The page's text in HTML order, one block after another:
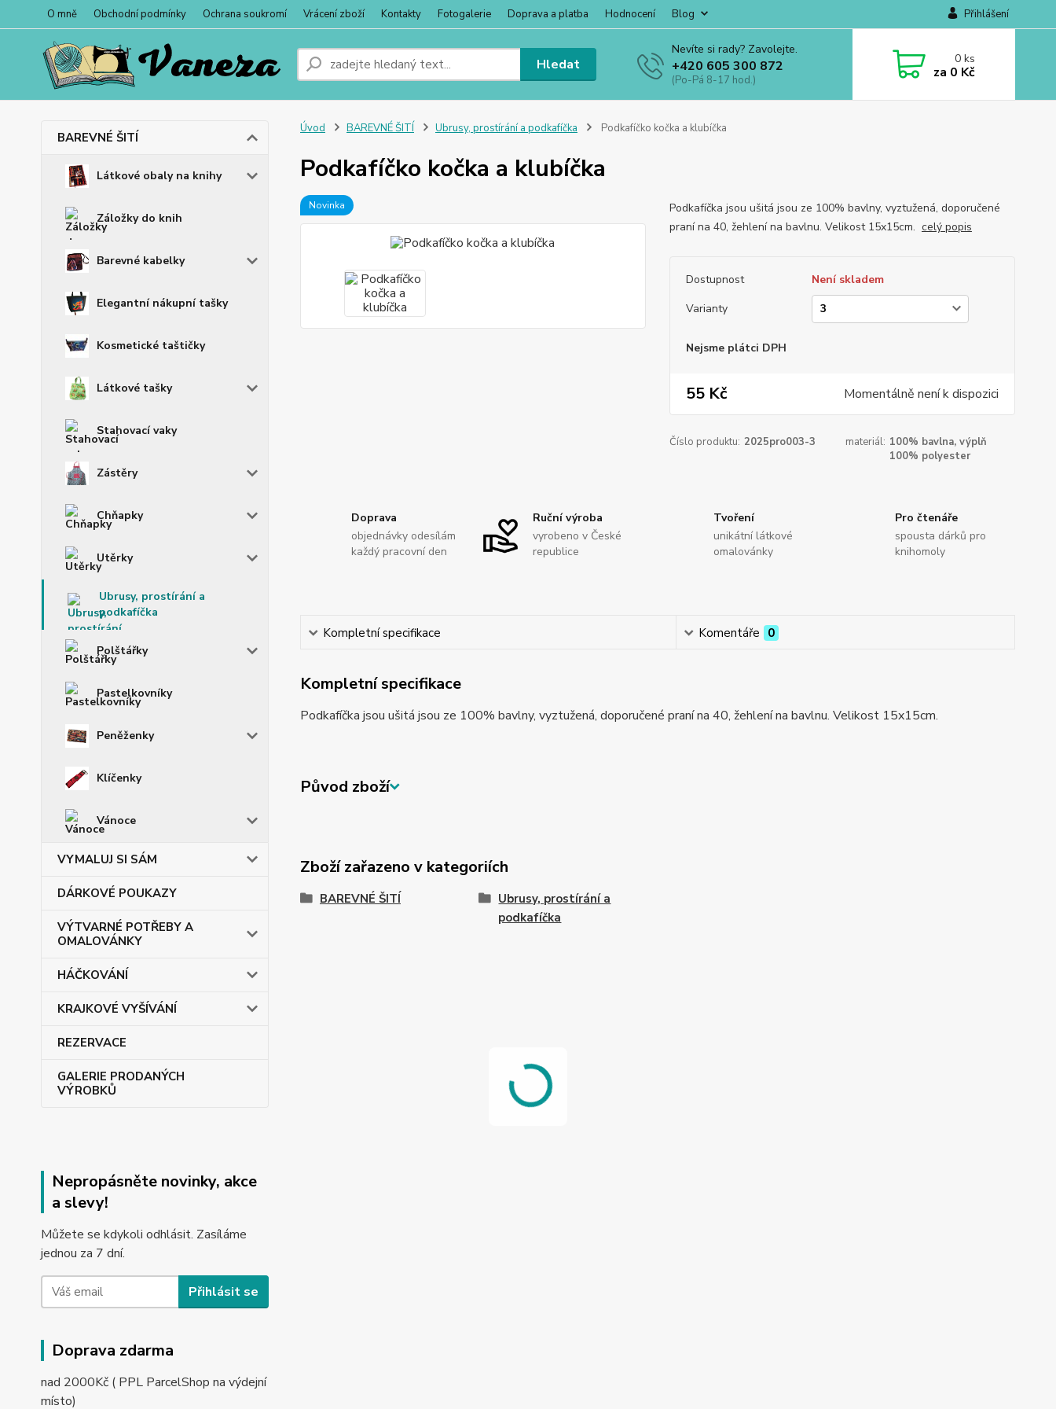
O mně Obchodní podmínky Ochrana soukromí Vrácení zboží Kontakty Fotogalerie Doprava a platba Hodnocení Blog Přihlášení
Hledat
Nevíte si rady? Zavolejte.
+420 605 300 872
(Po-Pá 8-17 hod.)
0ks
za 0 Kč
BAREVNÉ ŠITÍ
Látkové obaly na knihy
Záložky do knih
Barevné kabelky
Elegantní nákupní tašky
Kosmetické taštičky
Látkové tašky
Stahovací vaky
Zástěry
Chňapky
Utěrky
Ubrusy, prostírání a
podkafíčka
Polštářky
Pastelkovníky
Peněženky
Klíčenky
Vánoce
VYMALUJ SI SÁM
DÁRKOVÉ POUKAZY
VÝTVARNÉ POTŘEBY A
OMALOVÁNKY
HÁČKOVÁNÍ
KRAJKOVÉ VYŠÍVÁNÍ
REZERVACE
GALERIE PRODANÝCH
VÝROBKŮ
Nepropásněte novinky, akce
a slevy!
Můžete se kdykoli odhlásit. Zasíláme
jednou za 7 dní.
Přihlásit se
Doprava zdarma
nad 2000Kč ( PPL ParcelShop na výdejní
místo)
Úvod BAREVNÉ ŠITÍ Ubrusy, prostírání a podkafíčka Podkafíčko kočka a klubíčka
Podkafíčko kočka a klubíčka
Novinka
Podkafíčka jsou ušitá jsou ze 100% bavlny, vyztužená, doporučené
praní na 40, žehlení na bavlnu. Velikost 15x15cm. celý popis
Dostupnost
Není skladem
Varianty
Nejsme plátci DPH
55 Kč Momentálně není k dispozici
Číslo produktu: 2025pro003-3 materiál: 100% bavlna, výplň
100% polyester
Doprava
objednávky odesílám
každý pracovní den
Ruční výroba
vyrobeno v České
republice
Tvoření
unikátní látkové
omalovánky
Pro čtenáře
spousta dárků pro
knihomoly
Kompletní specifikace Komentáře 0
Kompletní specifikace
Podkafíčka jsou ušitá jsou ze 100% bavlny, vyztužená, doporučené praní na 40, žehlení na bavlnu. Velikost 15x15cm.
Původ zboží
Zboží zařazeno v kategoriích
BAREVNÉ ŠITÍ
Ubrusy, prostírání a
podkafíčka